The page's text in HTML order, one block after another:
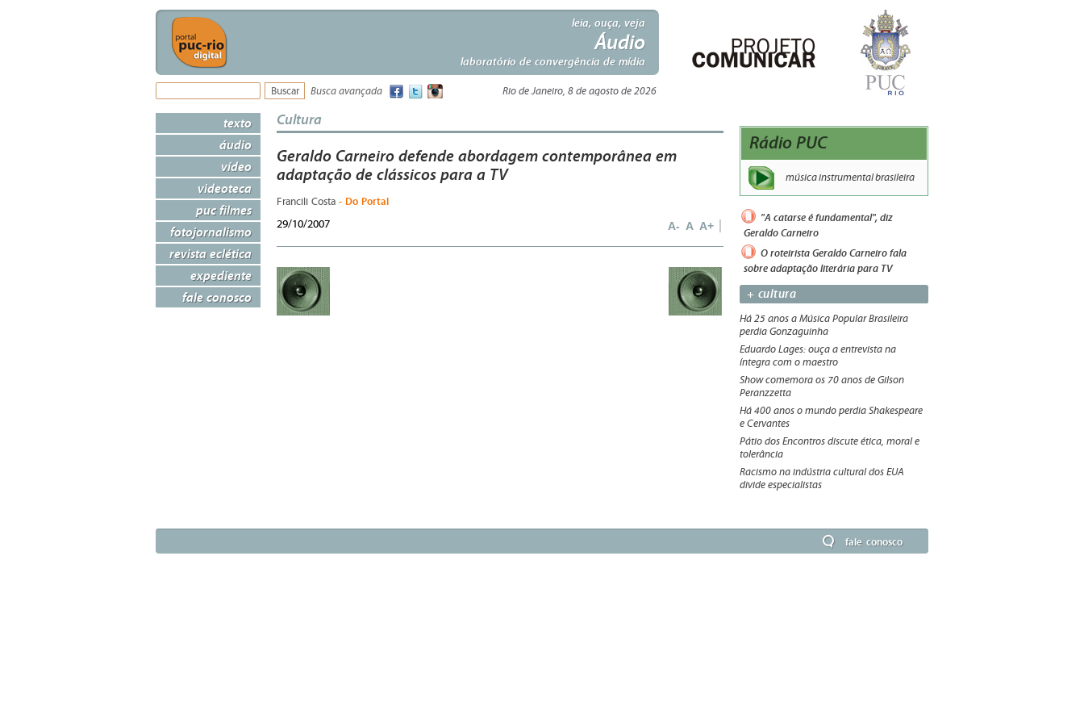
leia, ouça, veja
Áudio
laboratório de convergência de mídia
Busca avançada Rio de Janeiro, 8 de agosto de 2026
texto
áudio
vídeo
videoteca
puc filmes
fotojornalismo
revista eclética
expediente
fale conosco
Cultura
Geraldo Carneiro defende abordagem contemporânea em
adaptação de clássicos para a TV
Francili Costa - Do Portal
29/10/2007 A- A A+
Rádio PUC
música instrumental brasileira
"A catarse é fundamental", diz
Geraldo Carneiro
O roteirista Geraldo Carneiro fala
sobre adaptação literária para TV
+ cultura
Há 25 anos a Música Popular Brasileira
perdia Gonzaguinha
Eduardo Lages: ouça a entrevista na
íntegra com o maestro
Show comemora os 70 anos de Gilson
Peranzzetta
Há 400 anos o mundo perdia Shakespeare
e Cervantes
Pátio dos Encontros discute ética, moral e
tolerância
Racismo na indústria cultural dos EUA
divide especialistas
fale conosco